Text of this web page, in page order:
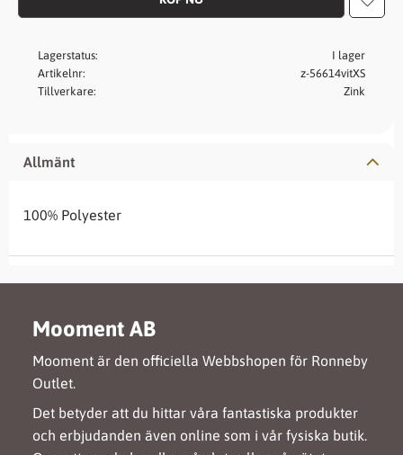
Lägg
Lagerstatus
I lager
Artikelnr
z-56614vitXS
Tillverkare
Zink
Allmänt
100% Polyester
Mooment AB
Mooment är den officiella Webbshopen för Ronneby
Outlet.
Det betyder att du hittar våra fantastiska produkter
och erbjudanden även online som i vår fysiska butik.